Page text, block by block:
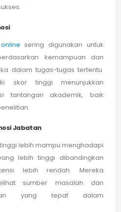
sering digunakan untuk
kemampuan dan
dalam tugas-tugas tertentu.
skor tinggi menunjukkan
tantangan akademik, baik
Jabatan
lebih mampu menghadapi
lebih tinggi dibandingkan
lebih rendah. Mereka
sumber masalah dan
yang tepat dalam